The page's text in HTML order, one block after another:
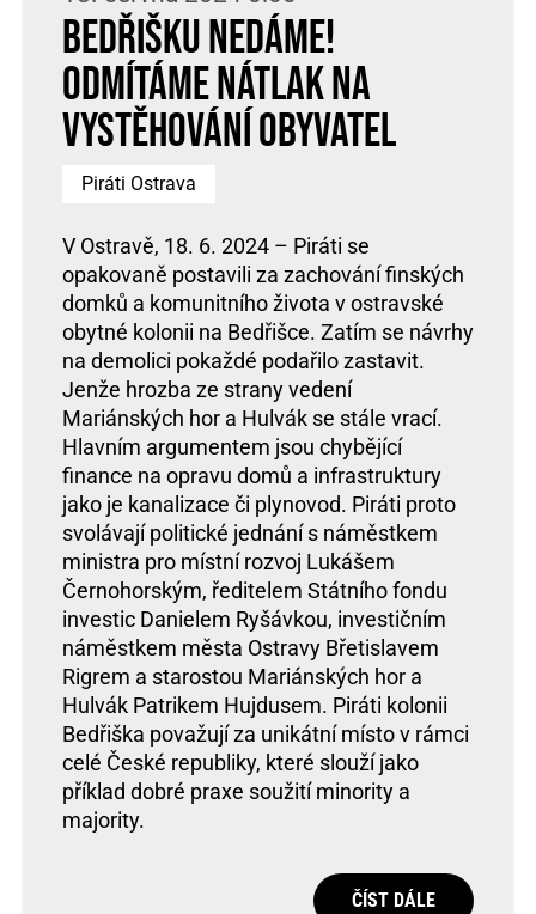
Bedřišku nedáme!
Odmítáme nátlak na
vystěhování obyvatel
Piráti Ostrava
V Ostravě, 18. 6. 2024 – Piráti se
opakovaně postavili za zachování finských
domků a komunitního života v ostravské
obytné kolonii na Bedřišce. Zatím se návrhy
na demolici pokaždé podařilo zastavit.
Jenže hrozba ze strany vedení
Mariánských hor a Hulvák se stále vrací.
Hlavním argumentem jsou chybějící
finance na opravu domů a infrastruktury
jako je kanalizace či plynovod. Piráti proto
svolávají politické jednání s náměstkem
ministra pro místní rozvoj Lukášem
Černohorským, ředitelem Státního fondu
investic Danielem Ryšávkou, investičním
náměstkem města Ostravy Břetislavem
Rigrem a starostou Mariánských hor a
Hulvák Patrikem Hujdusem. Piráti kolonii
Bedřiška považují za unikátní místo v rámci
celé České republiky, které slouží jako
příklad dobré praxe soužití minority a
majority.
ČÍST DÁLE